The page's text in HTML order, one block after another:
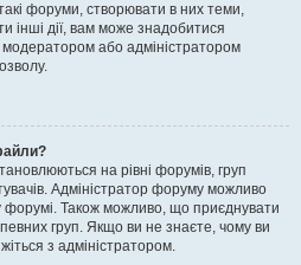
форуми, створювати в них теми,
інші дії, вам може знадобитися
модератором або адміністратором
на рівні форумів, груп
Адміністратор форуму можливо
Також можливо, що приєднувати
груп. Якщо ви не знаєте, чому ви
з адміністратором.